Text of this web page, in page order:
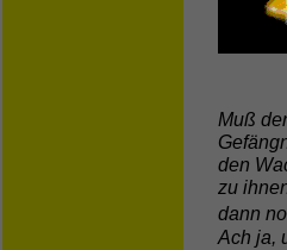
Muß
den
zu
dann
Ach ja,